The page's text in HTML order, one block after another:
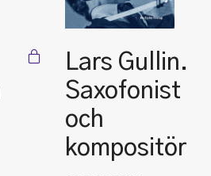
Lars Gullin.
Saxofonist
och
kompositör